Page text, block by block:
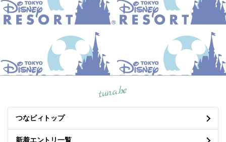
tuna.be
つなビィトップ
新着エントリ一覧